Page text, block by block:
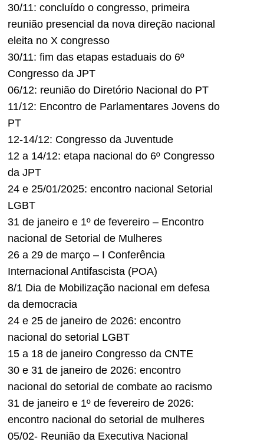
30/11: concluído o congresso, primeira
reunião presencial da nova direção nacional
eleita no X congresso
30/11: fim das etapas estaduais do 6º
Congresso da JPT
06/12: reunião do Diretório Nacional do PT
11/12: Encontro de Parlamentares Jovens do
PT
12-14/12: Congresso da Juventude
12 a 14/12: etapa nacional do 6º Congresso
da JPT
24 e 25/01/2025: encontro nacional Setorial
LGBT
31 de janeiro e 1º de fevereiro – Encontro
nacional de Setorial de Mulheres
26 a 29 de março – I Conferência
Internacional Antifascista (POA)
8/1 Dia de Mobilização nacional em defesa
da democracia
24 e 25 de janeiro de 2026: encontro
nacional do setorial LGBT
15 a 18 de janeiro Congresso da CNTE
30 e 31 de janeiro de 2026: encontro
nacional do setorial de combate ao racismo
31 de janeiro e 1º de fevereiro de 2026:
encontro nacional do setorial de mulheres
05/02- Reunião da Executiva Nacional